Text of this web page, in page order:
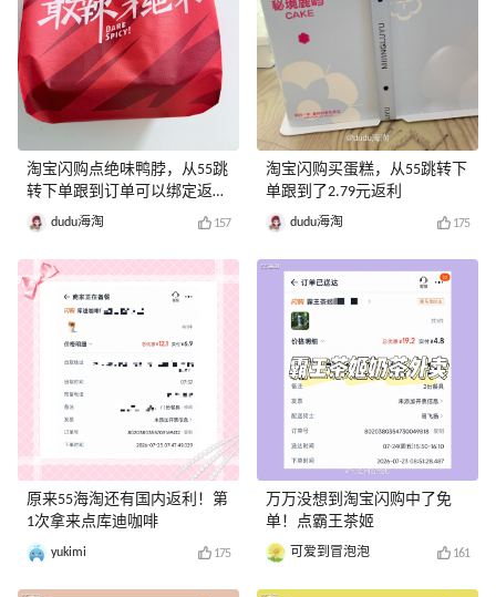
淘宝闪购点绝味鸭脖，从55跳
转下单跟到订单可以绑定返利
券o
dudu海淘 157
原来55海淘还有国内返利！第
1次拿来点库迪咖啡
yukimi 175
淘宝闪购买蛋糕，从55跳转下
单跟到了2.79元返利
dudu海淘 175
万万没想到淘宝闪购中了免
单！点霸王茶姬
可爱到冒泡泡 161